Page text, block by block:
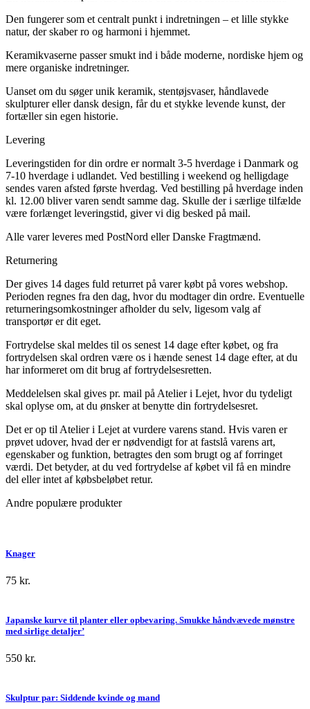
Den fungerer som et centralt punkt i indretningen – et lille stykke
natur, der skaber ro og harmoni i hjemmet.
Keramikvaserne passer smukt ind i både moderne, nordiske hjem og
mere organiske indretninger.
Uanset om du søger unik keramik, stentøjsvaser, håndlavede
skulpturer eller dansk design, får du et stykke levende kunst, der
fortæller sin egen historie.
Levering
Leveringstiden for din ordre er normalt 3-5 hverdage i Danmark og
7-10 hverdage i udlandet. Ved bestilling i weekend og helligdage
sendes varen afsted første hverdag. Ved bestilling på hverdage inden
kl. 12.00 bliver varen sendt samme dag. Skulle der i særlige tilfælde
være forlænget leveringstid, giver vi dig besked på mail.
Alle varer leveres med PostNord eller Danske Fragtmænd.
Returnering
Der gives 14 dages fuld returret på varer købt på vores webshop.
Perioden regnes fra den dag, hvor du modtager din ordre. Eventuelle
returneringsomkostninger afholder du selv, ligesom valg af
transportør er dit eget.
Fortrydelse skal meldes til os senest 14 dage efter købet, og fra
fortrydelsen skal ordren være os i hænde senest 14 dage efter, at du
har informeret om dit brug af fortrydelsesretten.
Meddelelsen skal gives pr. mail på Atelier i Lejet, hvor du tydeligt
skal oplyse om, at du ønsker at benytte din fortrydelsesret.
Det er op til Atelier i Lejet at vurdere varens stand. Hvis varen er
prøvet udover, hvad der er nødvendigt for at fastslå varens art,
egenskaber og funktion, betragtes den som brugt og af forringet
værdi. Det betyder, at du ved fortrydelse af købet vil få en mindre
del eller intet af købsbeløbet retur.
Andre populære produkter
Knager
75 kr.
Japanske kurve til planter eller opbevaring. Smukke håndvævede mønstre
med sirlige detaljer’
550 kr.
Skulptur par: Siddende kvinde og mand